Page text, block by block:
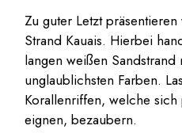
Zu guter Letzt
Strand Kauais. Hierbei
langen weißen Sandstrand
unglaublichsten Farben.
Korallenriffen, welche
eignen, bezaubern.